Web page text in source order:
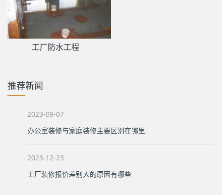
工厂防水工程
推荐新闻
2023-09-07
办公室装修与家庭装修主要区别在哪里
2023-12-23
工厂装修报价差别大的原因有哪些